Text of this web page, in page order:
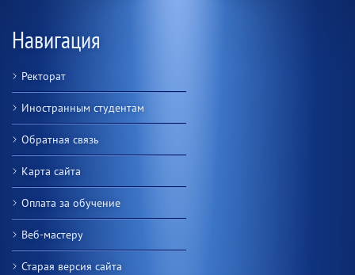
Навигация
Ректорат
Иностранным студентам
Обратная связь
Карта сайта
Оплата за обучение
Веб-мастеру
Старая версия сайта